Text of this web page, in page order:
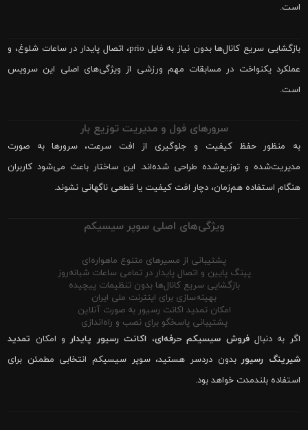
است.
بازگشایی سریع کانال‌ها بدون نیاز به فایل prio، اتصال پایدار در ساعات شلوغ، و
عملکرد یکنواخت در مسابقات مهم ورزشی از ویژگی‌های اصلی این سرویس
است.
سرورهای فول و مدیریت توزیع بار
به منظور حفظ کیفیت و جلوگیری از افت سرعت، سرورها به صورت
مدیریت‌شده و توزیع‌شده طراحی شده‌اند. این ساختار باعث می‌شود کاربران
هنگام استفاده هم‌زمان، دچار افت کیفیت یا قطعی ناگهانی نشوند.
ویژگی‌های اصلی سوپر سیسیکم
پشتیبانی از مسیرهای متنوع ماهواره‌ای
پینگ پایین و اتصال پایدار در تمامی ساعات شبانه‌روز
بازگشایی سریع کانال‌ها بدون تنظیمات پیچیده
بهینه‌سازی برای اینترنت ملی ایران
امکان تمدید اکانت رسیور به صورت آنلاین
پشتیبانی پاسخگو برای نصب و راه‌اندازی
اگر به دنبالفروش سیسیکم حرفه‌ای، اکانت رسیور پایدارو امکان تمدید
شیرینگ رسیوربدون دردسر هستید، سوپر سیسیکم انتخابی مطمئن برای
استفاده بلندمدت خواهد بود.